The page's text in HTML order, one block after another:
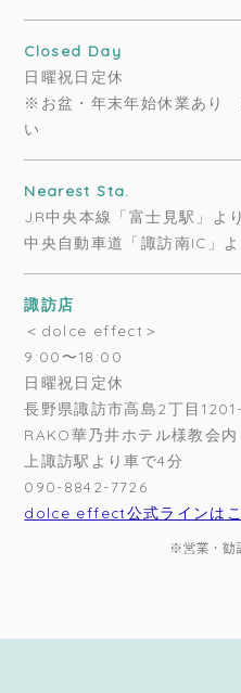
Closed Day
日曜祝日定休
※お盆・年末年始休業あり
い
Nearest Sta.
JR中央本線「富士見駅」よ
中央自動車道「諏訪南IC」
諏訪店
＜dolce effect＞
9:00〜18:00
日曜祝日定休
長野県諏訪市高島2丁目
RAKO華乃井ホテル様教会内
上諏訪駅より車で4分
090-8842-7726
dolce effect公式ラインはこ